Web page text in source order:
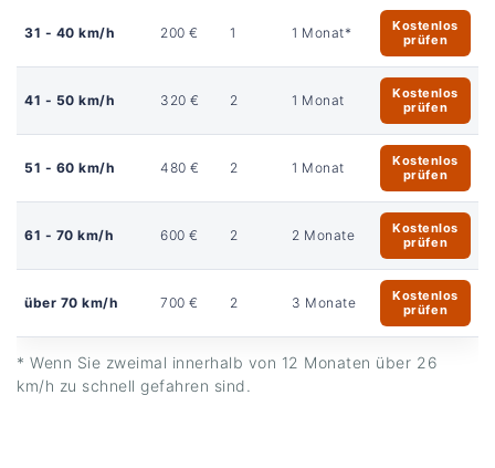
31 - 40 km/h 200 € 1 1 Monat*
Kostenlos
prüfen
41 - 50 km/h 320 € 2 1 Monat
Kostenlos
prüfen
51 - 60 km/h 480 € 2 1 Monat
Kostenlos
prüfen
61 - 70 km/h 600 € 2 2 Monate
Kostenlos
prüfen
über 70 km/h 700 € 2 3 Monate
Kostenlos
prüfen
* Wenn Sie zweimal innerhalb von 12 Monaten über 26
km/h zu schnell gefahren sind.